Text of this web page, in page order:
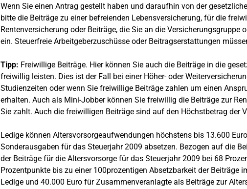
Wenn Sie einen Antrag gestellt haben und daraufhin von der
bitte die Beiträge zu einer befreienden Lebensversicherung, für die
Rentenversicherung oder Beiträge, die Sie an die Versicherungsgruppe
ein. Steuerfreie Arbeitgeberzuschüsse oder Beitragserstattungen
Tipp: Freiwillige Beiträge. Hier können Sie auch die Beiträge in die
freiwillig leisten. Dies ist der Fall bei einer Höher- oder
Studienzeiten oder wenn Sie freiwillige Beiträge zahlen um einen
erhalten. Auch als Mini-Jobber können Sie freiwillig die Beiträge zur
Sie zahlt. Auch die freiwilligen Beiträge sind auf den Höchstbetrag der
Ledige können Altersvorsorgeaufwendungen höchstens bis 13.600
Sonderausgaben für das Steuerjahr 2009 absetzen. Bezogen auf die
der Beiträge für die Altersvorsorge für das Steuerjahr 2009 bei 68
Prozentpunkte bis zu einer 100prozentigen Absetzbarkeit der Beiträge
Ledige und 40.000 Euro für Zusammenveranlagte als Beiträge zur